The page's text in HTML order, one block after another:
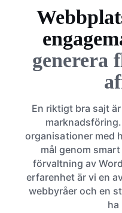
generera
En riktigt bra sajt
organisationer med
mål genom
förvaltning av
erfarenhet är vi en
webbyråer och en
ha